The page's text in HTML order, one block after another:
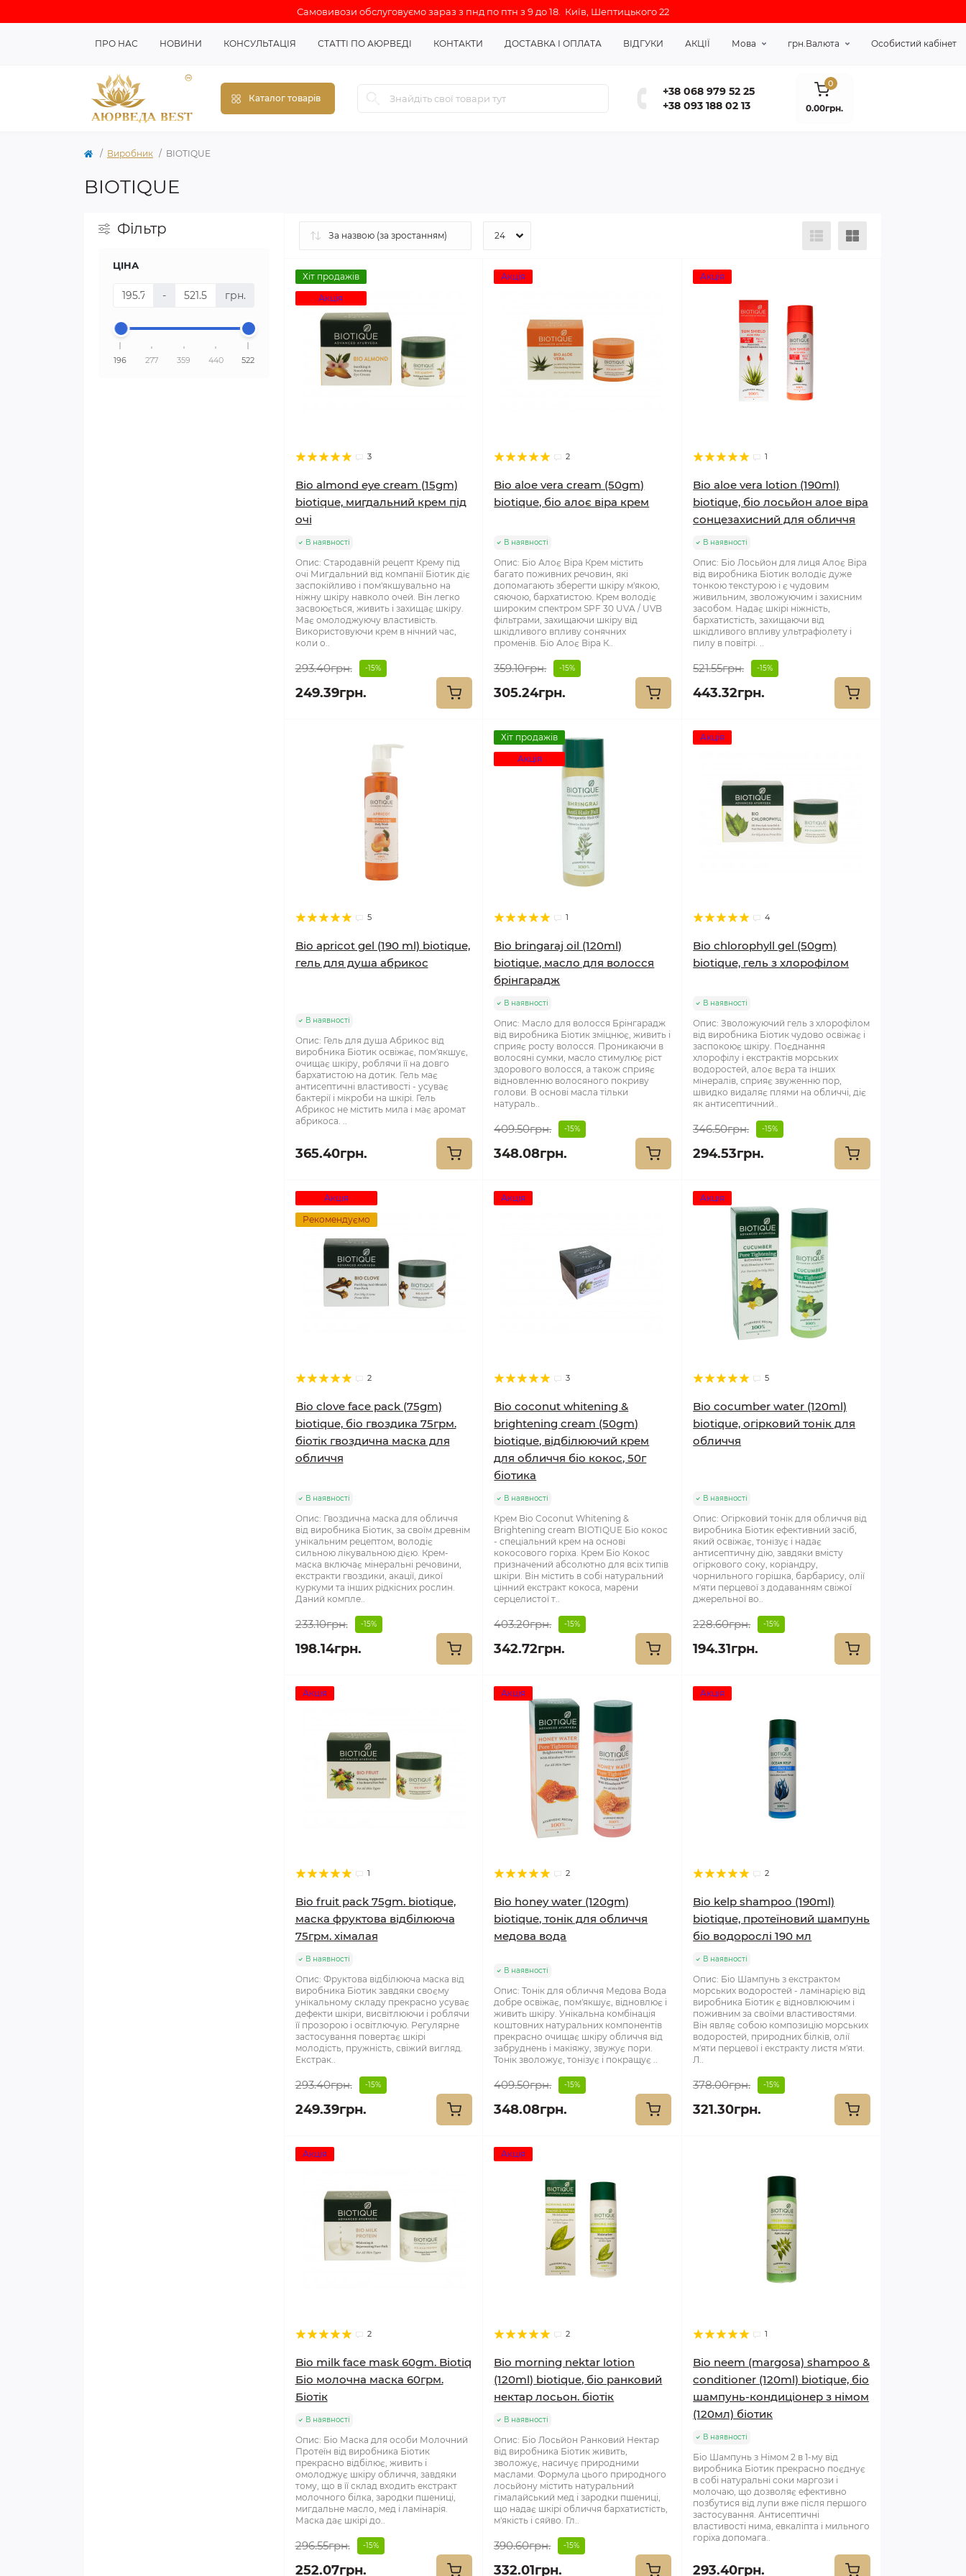
Самовивози обслуговуємо зараз з пнд по птн з 9 до 18. Київ, Шептицького 22
ПРО НАС НОВИНИ КОНСУЛЬТАЦІЯ СТАТТІ ПО АЮРВЕДІ КОНТАКТИ ДОСТАВКА І ОПЛАТА ВІДГУКИ АКЦІЇ Мова грн.Валюта Особистий кабінет
Каталог товарів
+38 068 979 52 25
+38 093 188 02 13
0
0.00грн.
Виробник BIOTIQUE
BIOTIQUE
Фільтр
ЦІНА
- грн.
196 277 359 440 522
Хіт продажів
Акція
3
Bio almond eye cream (15gm)
biotique, мигдальний крем під
очі
В наявності
Опис: Стародавній рецепт Крему під
очі Мигдальний від компанії Біотик діє
заспокійливо і пом'якшувально на
ніжну шкіру навколо очей. Він легко
засвоюється, живить і захищає шкіру.
Має омолоджуючу властивість.
Використовуючи крем в нічний час,
коли о..
293.40грн. -15%
249.39грн.
Акція
2
Bio aloe vera cream (50gm)
biotique, біо алоє віра крем
В наявності
Опис: Біо Алоє Віра Крем містить
багато поживних речовин, які
допомагають зберегти шкіру м'якою,
сяючою, бархатистою. Крем володіє
широким спектром SPF 30 UVA / UVB
фільтрами, захищаючи шкіру від
шкідливого впливу сонячних
променів. Біо Алоє Віра К..
359.10грн. -15%
305.24грн.
Акція
1
Bio aloe vera lotion (190ml)
biotique, біо лосьйон алое віра
сонцезахисний для обличчя
В наявності
Опис: Біо Лосьйон для лиця Алоє Віра
від виробника Біотик володіє дуже
тонкою текстурою і є чудовим
живильним, зволожуючим і захисним
засобом. Надає шкірі ніжність,
бархатистість, захищаючи від
шкідливого впливу ультрафіолету і
пилу в повітрі. ..
521.55грн. -15%
443.32грн.
5
Bio apricot gel (190 ml) biotique,
гель для душа абрикос
В наявності
Опис: Гель для душа Абрикос від
виробника Біотик освіжає, пом'якшує,
очищає шкіру, роблячи її на довго
бархатистою на дотик. Гель має
антисептичні властивості - усуває
бактерії і мікроби на шкірі. Гель
Абрикос не містить мила і має аромат
абрикоса. ..
365.40грн.
Хіт продажів
Акція
1
Bio bringaraj oil (120ml)
biotique, масло для волосся
брінгарадж
В наявності
Опис: Масло для волосся Брінгарадж
від виробника Біотик зміцнює, живить і
сприяє росту волосся. Проникаючи в
волосяні сумки, масло стимулює ріст
здорового волосся, а також сприяє
відновленню волосяного покриву
голови. В основі масла тільки
натураль..
409.50грн. -15%
348.08грн.
Акція
4
Bio chlorophyll gel (50gm)
biotique, гель з хлорофілом
В наявності
Опис: Зволожуючий гель з хлорофілом
від виробника Біотик чудово освіжає і
заспокоює шкіру. Поєднання
хлорофілу і екстрактів морських
водоростей, алоє вєра та інших
мінералів, сприяє звуженню пор,
швидко видаляє плями на обличчі, діє
як антисептичний..
346.50грн. -15%
294.53грн.
Акція
Рекомендуємо
2
Bio clove face pack (75gm)
biotique, біо гвоздика 75грм.
біотік гвоздична маска для
обличчя
В наявності
Опис: Гвоздична маска для обличчя
від виробника Біотик, за своїм древнім
унікальним рецептом, володіє
сильною лікувальною дією. Крем-
маска включає мінеральні речовини,
екстракти гвоздики, акації, дикої
куркуми та інших рідкісних рослин.
Даний компле..
233.10грн. -15%
198.14грн.
Акція
3
Bio coconut whitening &
brightening cream (50gm)
biotique, відбілюючий крем
для обличчя біо кокос, 50г
біотика
В наявності
Крем Bio Coconut Whitening &
Brightening cream BIOTIQUE Біо кокос
- спеціальний крем на основі
кокосового горіха. Крем Біо Кокос
призначений абсолютно для всіх типів
шкіри. Він містить в собі натуральний
цінний екстракт кокоса, марени
серцелистої т..
403.20грн. -15%
342.72грн.
Акція
5
Bio cocumber water (120ml)
biotique, огірковий тонік для
обличчя
В наявності
Опис: Огірковий тонік для обличчя від
виробника Біотик ефективний засіб,
який освіжає, тонізує і надає
антисептичну дію, завдяки вмісту
огіркового соку, коріандру,
чорнильного горішка, барбарису, олії
м'яти перцевої з додаванням свіжої
джерельної во..
228.60грн. -15%
194.31грн.
Акція
1
Bio fruit pack 75gm. biotique,
маска фруктова відбілююча
75грм. хімалая
В наявності
Опис: Фруктова відбілююча маска від
виробника Біотик завдяки своєму
унікальному складу прекрасно усуває
дефекти шкіри, висвітлюючи і роблячи
її прозорою і освітлючую. Регулярне
застосування повертає шкірі
молодість, пружність, свіжий вигляд.
Екстрак..
293.40грн. -15%
249.39грн.
Акція
2
Bio honey water (120gm)
biotique, тонік для обличчя
медова вода
В наявності
Опис: Тонік для обличчя Медова Вода
добре освіжає, пом'якшує, відновлює і
живить шкіру. Унікальна комбінація
коштовних натуральних компонентів
прекрасно очищає шкіру обличчя від
забруднень і макіяжу, звужує пори.
Тонік зволожує, тонізує і покращує ..
409.50грн. -15%
348.08грн.
Акція
2
Bio kelp shampoo (190ml)
biotique, протеїновий шампунь
біо водорослі 190 мл
В наявності
Опис: Біо Шампунь з екстрактом
морських водоростей - ламінарією від
виробника Біотик є відновлюючим і
поживним за своїми властивостями.
Він являє собою композицію морських
водоростей, природних білків, олії
м'яти перцевої і екстракту листя м'яти.
Л..
378.00грн. -15%
321.30грн.
Акція
2
Bio milk face mask 60gm. Biotiq
Біо молочна маска 60грм.
Біотік
В наявності
Опис: Біо Маска для особи Молочний
Протеїн від виробника Біотик
прекрасно відбілює, живить і
омолоджує шкіру обличчя, завдяки
тому, що в її склад входить екстракт
молочного білка, зародки пшениці,
мигдальне масло, мед і ламінарія.
Маска дає шкірі до..
296.55грн. -15%
252.07грн.
Акція
2
Bio morning nektar lotion
(120ml) biotique, біо ранковий
нектар лосьон. біотік
В наявності
Опис: Біо Лосьйон Ранковий Нектар
від виробника Біотик живить,
зволожує, насичує природними
маслами. Формула цього природного
лосьйону містить натуральний
гімалайський мед і зародки пшениці,
що надає шкірі обличчя бархатистість,
м'якість і сяйво. Гл..
390.60грн. -15%
332.01грн.
1
Bio neem (margosa) shampoo &
conditioner (120ml) biotique, біо
шампунь-кондиціонер з німом
(120мл) біотик
В наявності
Біо Шампунь з Німом 2 в 1-му від
виробника Біотик прекрасно поєднує
в собі натуральні соки маргози і
молочаю, що дозволяє ефективно
позбутися від лупи вже після першого
застосування. Антисептичні
властивості нима, евкаліпта і мильного
горіха допомага..
293.40грн.